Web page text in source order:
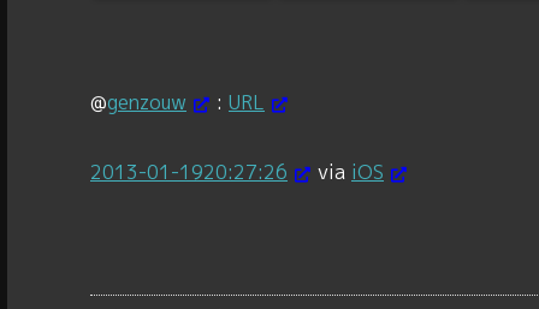
@genzouw : URL
2013-01-1920:27:26 via iOS